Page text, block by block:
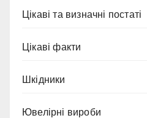
Цікаві та визначні постаті
Цікаві факти
Шкідники
Ювелірні вироби